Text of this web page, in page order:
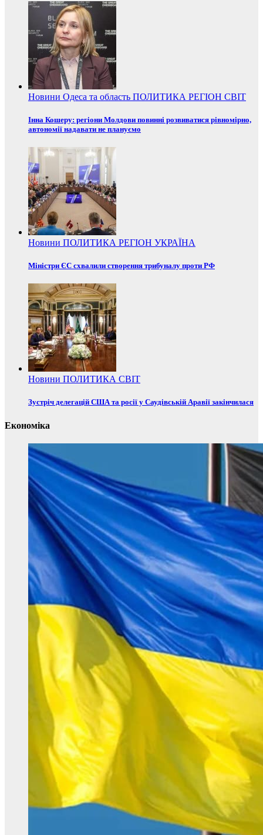
Новини Одеса та область ПОЛИТИКА РЕГІОН СВІТ
Інна Кошеру: регіони Молдови повинні розвиватися рівномірно,
автономії надавати не плануємо
Новини ПОЛИТИКА РЕГІОН УКРАЇНА
Міністри ЄС схвалили створення трибуналу проти РФ
Новини ПОЛИТИКА СВІТ
Зустріч делегацій США та росії у Саудівській Аравії закінчилася
Економіка